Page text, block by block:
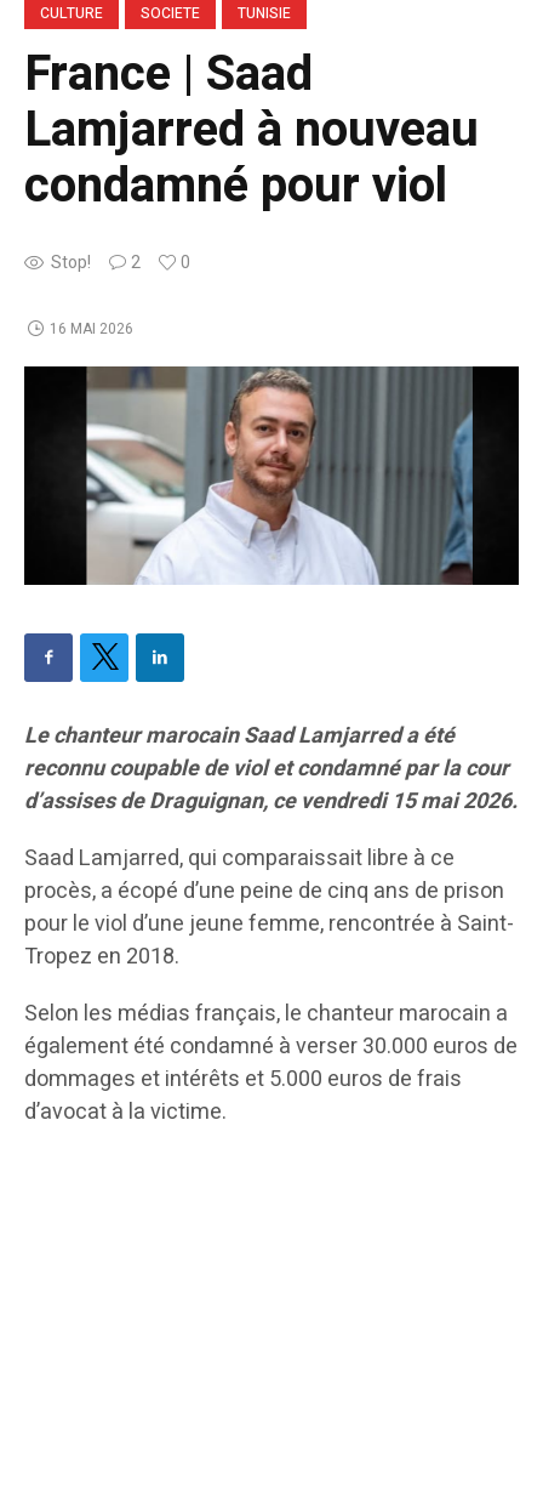
CULTURE SOCIETE TUNISIE
France | Saad
Lamjarred à nouveau
condamné pour viol
Stop! 2 0
16 MAI 2026
Le chanteur marocain Saad Lamjarred a été
reconnu coupable de viol et condamné par la cour
d’assises de Draguignan, ce vendredi 15 mai 2026.
Saad Lamjarred, qui comparaissait libre à ce
procès, a écopé d’une peine de cinq ans de prison
pour le viol d’une jeune femme, rencontrée à Saint-
Tropez en 2018.
Selon les médias français, le chanteur marocain a
également été condamné à verser 30.000 euros de
dommages et intérêts et 5.000 euros de frais
d’avocat à la victime.